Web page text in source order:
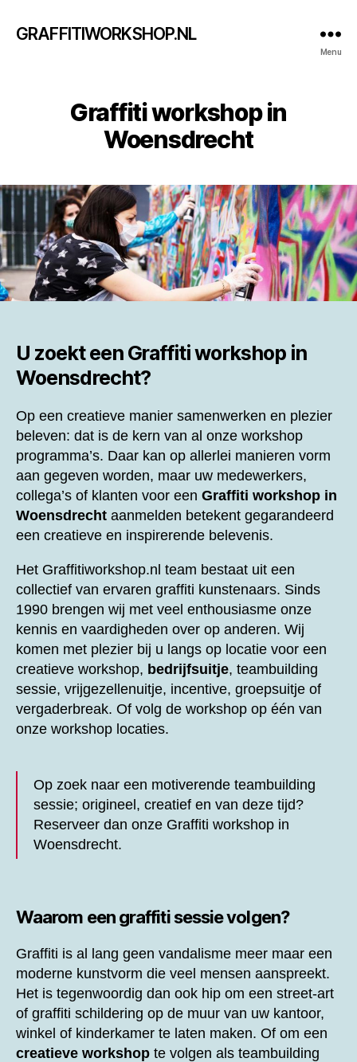
GRAFFITIWORKSHOP.NL
Menu
Graffiti workshop in
Woensdrecht
U zoekt een Graffiti workshop in
Woensdrecht?
Op een creatieve manier samenwerken en plezier
beleven: dat is de kern van al onze workshop
programma’s. Daar kan op allerlei manieren vorm
aan gegeven worden, maar uw medewerkers,
collega’s of klanten voor een Graffiti workshop in
Woensdrecht aanmelden betekent gegarandeerd
een creatieve en inspirerende belevenis.
Het Graffitiworkshop.nl team bestaat uit een
collectief van ervaren graffiti kunstenaars. Sinds
1990 brengen wij met veel enthousiasme onze
kennis en vaardigheden over op anderen. Wij
komen met plezier bij u langs op locatie voor een
creatieve workshop, bedrijfsuitje, teambuilding
sessie, vrijgezellenuitje, incentive, groepsuitje of
vergaderbreak. Of volg de workshop op één van
onze workshop locaties.
Op zoek naar een motiverende teambuilding
sessie; origineel, creatief en van deze tijd?
Reserveer dan onze Graffiti workshop in
Woensdrecht.
Waarom een graffiti sessie volgen?
Graffiti is al lang geen vandalisme meer maar een
moderne kunstvorm die veel mensen aanspreekt.
Het is tegenwoordig dan ook hip om een street-art
of graffiti schildering op de muur van uw kantoor,
winkel of kinderkamer te laten maken. Of om een
creatieve workshop te volgen als teambuilding